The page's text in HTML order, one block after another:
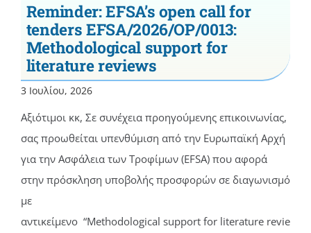
Reminder: EFSA’s open call for
tenders EFSA/2026/OP/0013:
Methodological support for
literature reviews
3 Ιουλίου, 2026
Αξιότιμοι κκ, Σε συνέχεια προηγούμενης επικοινωνίας,
σας προωθείται υπενθύμιση από την Ευρωπαϊκή Αρχή
για την Ασφάλεια των Τροφίμων (EFSA) που αφορά
στην πρόσκληση υποβολής προσφορών σε διαγωνισμό
με
αντικείμενο “Methodological support for literature revie